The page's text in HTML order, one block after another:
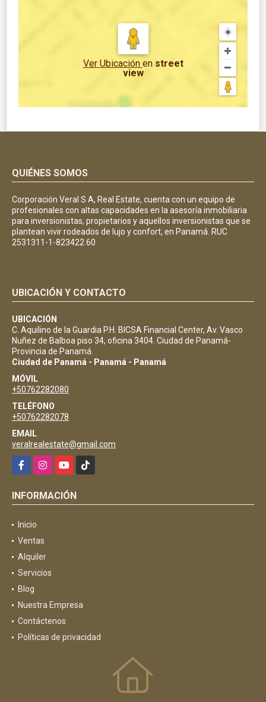
Ver Ubicación en street
view
QUIÉNES SOMOS
Corporación Veral S A, Real Estate, cuenta con un equipo de
profesionales con altas capacidades en la asesoría inmobiliaria
para inversionistas, propietarios y aquellos inversionistas que se
plantean vivir rodeados de lujo y confort, en Panamá. RUC
2531311-1-823422 60
UBICACIÓN Y CONTACTO
UBICACIÓN
C. Aquilino de la Guardia P.H. BICSA Financial Center, Av. Vasco
Nuñez de Balboa piso 34, oficina 3404. Ciudad de Panamá-
Provincia de Panamá.
Ciudad de Panamá - Panamá - Panamá
MÓVIL
+50762282080
TELÉFONO
+50762282078
EMAIL
veralrealestate@gmail.com
FacebookInstagramYouTubeTikTok
INFORMACIÓN
Inicio
Ventas
Alquiler
Servicios
Blog
Nuestra Empresa
Contáctenos
Políticas de privacidad